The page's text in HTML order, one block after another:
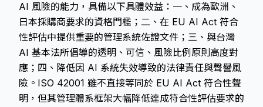
AI 風險的能力，具備以下具體效益：一、成為歐洲、
日本採購商要求的資格門檻；二、在 EU AI Act 符合
性評估中提供重要的管理系統佐證文件；三、與台灣
AI 基本法所倡導的透明、可信、風險比例原則高度對
應；四、降低因 AI 系統失效導致的法律責任與聲譽風
險。ISO 42001 雖不直接等同於 EU AI Act 符合性聲
明，但其管理體系框架大幅降低達成符合性評估要求的